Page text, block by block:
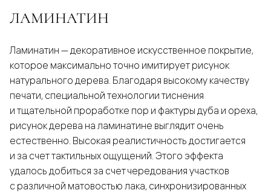
ЛАМИНАТИН
Ламинатин — декоративное искусственное покрытие,
которое максимально точно имитирует рисунок
натурального дерева. Благодаря высокому качеству
печати, специальной технологии тиснения
и тщательной проработке пор и фактуры дуба и ореха,
рисунок дерева на ламинатине выглядит очень
естественно. Высокая реалистичность достигается
и за счет тактильных ощущений. Этого эффекта
удалось добиться за счет чередования участков
с различной матовостью лака, синхронизированных